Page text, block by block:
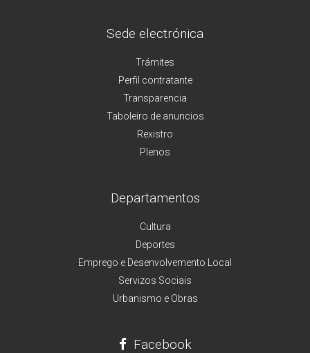
Sede electrónica
Trámites
Perfil contratante
Transparencia
Taboleiro de anuncios
Rexistro
Plenos
Departamentos
Cultura
Deportes
Emprego e Desenvolvemento Local
Servizos Sociais
Urbanismo e Obras
Facebook